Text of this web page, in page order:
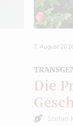
7. August
Die
Stefan